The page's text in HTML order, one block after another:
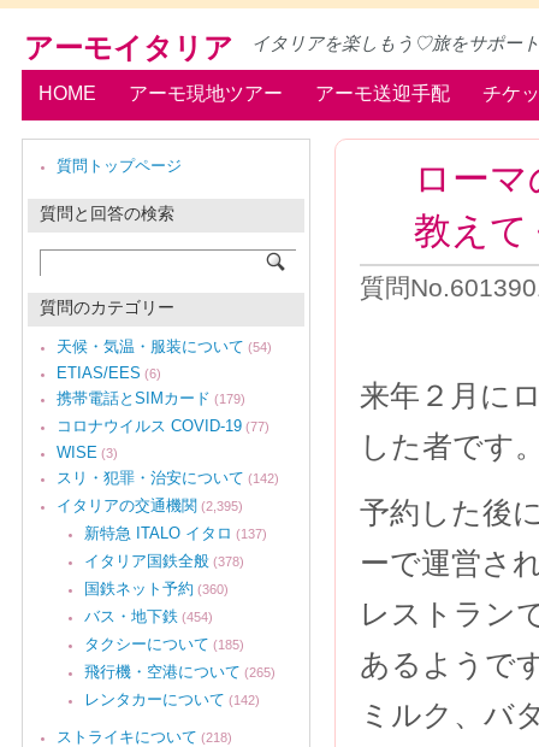
アーモイタリア イタリアを楽しもう♡旅をサポート
HOME アーモ現地ツアー アーモ送迎手配 チケ
ロー
教え
質問
来年２月に
した者です
予約した後
ーで運営さ
レストラン
あるようで
ミルク、バ
質問トップページ
質問と回答の検索
質問のカテゴリー
天候・気温・服装について (54)
ETIAS/EES (6)
携帯電話とSIMカード (179)
コロナウイルス COVID-19 (77)
WISE (3)
スリ・犯罪・治安について (142)
イタリアの交通機関 (2,395)
新特急 ITALO イタロ (137)
イタリア国鉄全般 (378)
国鉄ネット予約 (360)
バス・地下鉄 (454)
タクシーについて (185)
飛行機・空港について (265)
レンタカーについて (142)
ストライキについて (218)